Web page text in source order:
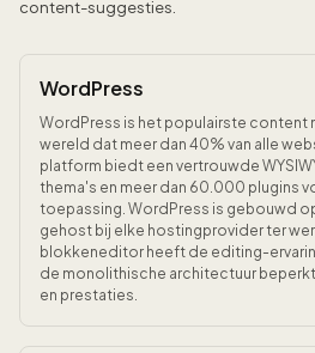
content-suggesties.
WordPress
WordPress is het populairste content
wereld dat meer dan 40% van alle
platform biedt een vertrouwde
thema's en meer dan 60.000 plugins
toepassing. WordPress is gebouwd
gehost bij elke hostingprovider ter
blokkeneditor heeft de editing-
de monolithische architectuur
en prestaties.